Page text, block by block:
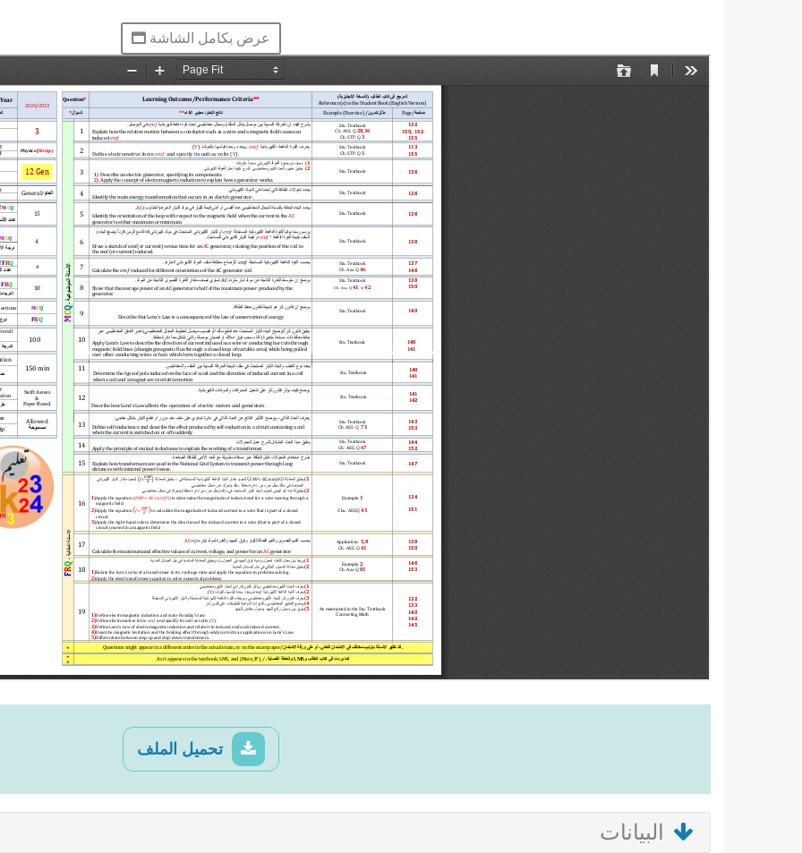
عرض بكامل الشاشة
تحميل الملف
البيانات